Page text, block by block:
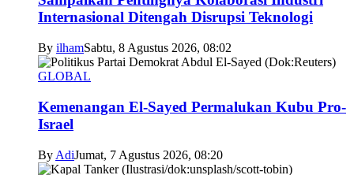
Internasional Ditengah Disrupsi Teknologi
By ilhamSabtu, 8 Agustus 2026, 08:02
GLOBAL
Kemenangan El-Sayed Permalukan Kubu Pro-
Israel
By AdiJumat, 7 Agustus 2026, 08:20